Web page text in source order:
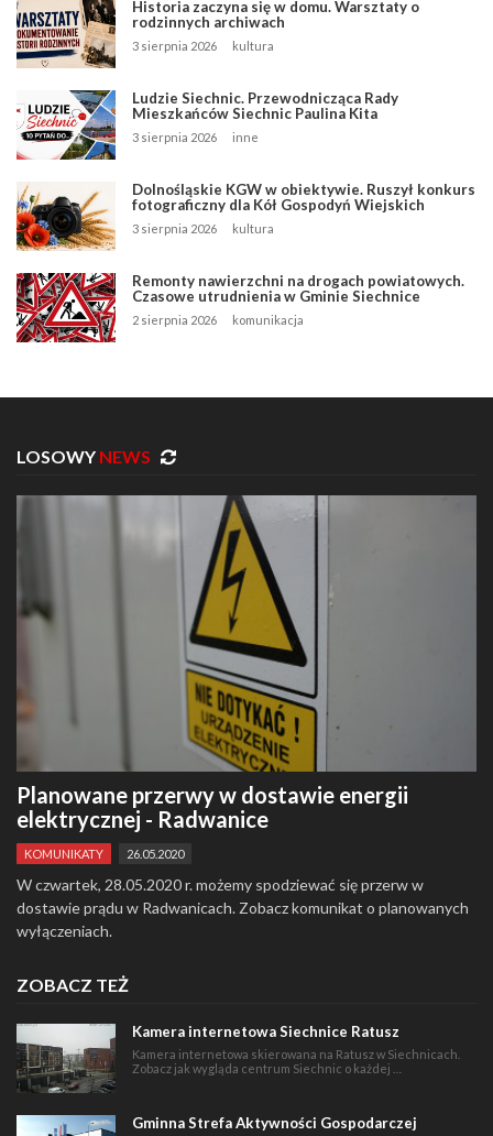
Historia zaczyna się w domu. Warsztaty o
rodzinnych archiwach
3 sierpnia 2026 kultura
Ludzie Siechnic. Przewodnicząca Rady
Mieszkańców Siechnic Paulina Kita
3 sierpnia 2026 inne
Dolnośląskie KGW w obiektywie. Ruszył konkurs
fotograficzny dla Kół Gospodyń Wiejskich
3 sierpnia 2026 kultura
Remonty nawierzchni na drogach powiatowych.
Czasowe utrudnienia w Gminie Siechnice
2 sierpnia 2026 komunikacja
LOSOWY NEWS
Planowane przerwy w dostawie energii
elektrycznej - Radwanice
KOMUNIKATY 26.05.2020
W czwartek, 28.05.2020 r. możemy spodziewać się przerw w
dostawie prądu w Radwanicach. Zobacz komunikat o planowanych
wyłączeniach.
ZOBACZ TEŻ
Kamera internetowa Siechnice Ratusz
Kamera internetowa skierowana na Ratusz w Siechnicach.
Zobacz jak wygląda centrum Siechnic o każdej …
Gminna Strefa Aktywności Gospodarczej